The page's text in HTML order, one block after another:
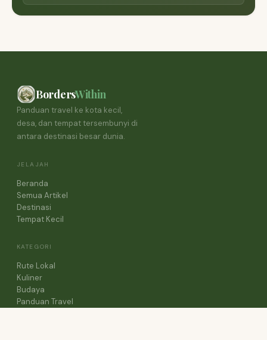
BordersWithin
Panduan travel ke kota kecil,
desa, dan tempat tersembunyi di
antara destinasi besar dunia.
JELAJAH
Beranda
Semua Artikel
Destinasi
Tempat Kecil
KATEGORI
Rute Lokal
Kuliner
Budaya
Panduan Travel